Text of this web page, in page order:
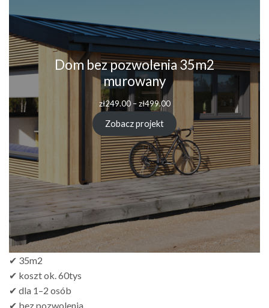
Dom bez pozwolenia 35m2
murowany
zł249.00 – zł499.00Zakres
od
zł249.00
do
zł499.00
Zobacz projekt
✔ 35m2
✔ koszt ok. 60tys
✔ dla 1–2 osób
✔ bez pozwolenia